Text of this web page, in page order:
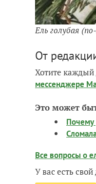
Ель голубая
От
Хотите каждый
мессенджере
Это может
Почему
Все вопросы о
У вас есть